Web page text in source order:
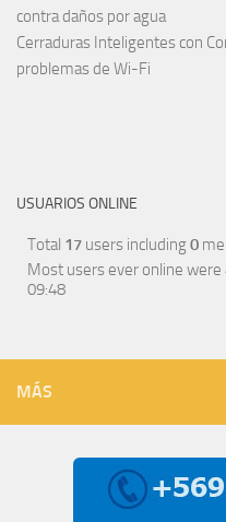
contra daños por agua
Cerraduras Inteligentes con
problemas de Wi-Fi
USUARIOS ONLINE
Total 17 users including0
Most users ever online were
09:48
MÁS